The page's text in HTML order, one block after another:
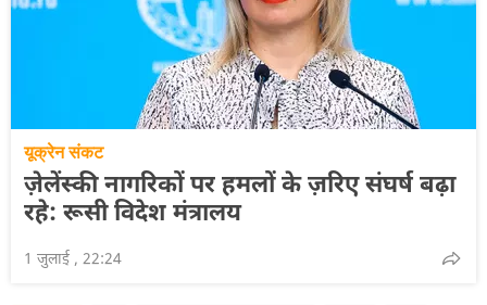
यूक्रेन संकट
ज़ेलेंस्की नागरिकों पर हमलों के ज़रिए संघर्ष बढ़ा
रहे: रूसी विदेश मंत्रालय
1 जुलाई , 22:24